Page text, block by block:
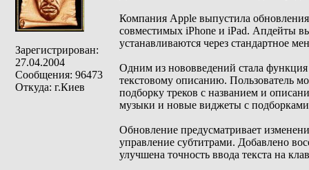
Зарегистрирован:
27.04.2004
Сообщения: 96473
Откуда: г.Киев
Компания Apple выпустила
совместимых iPhone и iPad. Апдейты
устанавливаются через стандартное
Одним из нововведений стала функция
текстовому описанию. Пользователь
подборку треков с названием и
музыки и новые виджеты с
Обновление предусматривает
управление субтитрами. Добавлено
улучшена точность ввода текста на